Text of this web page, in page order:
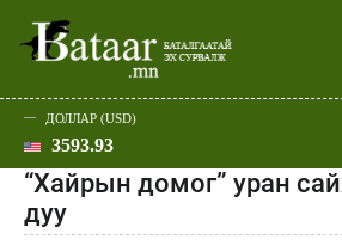
Эхлэл
Улс төр
Нийгэм
Эдийн засаг
Дэлхий
Спорт
Шар
Батаар юу хэлэв
Хэвлэл
ДОЛЛАР (USD)
3593.93
“Хайрын домог” уран
дуу